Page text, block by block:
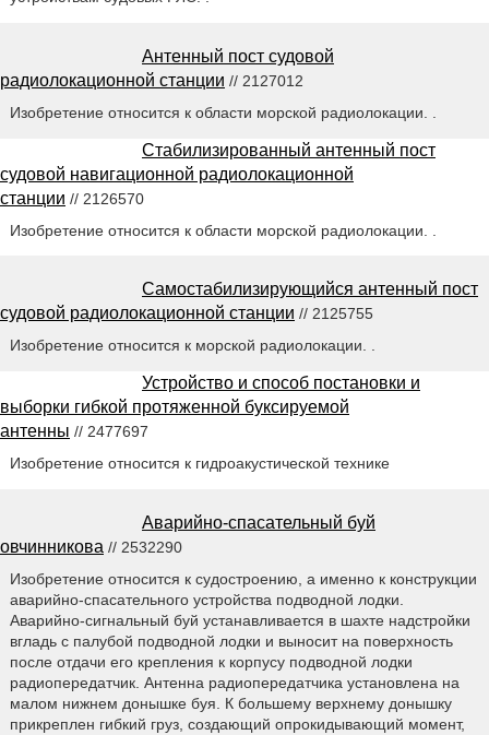
Антенный пост судовой
радиолокационной станции // 2127012
Изобретение относится к области морской радиолокации. .
Стабилизированный антенный пост
судовой навигационной радиолокационной
станции // 2126570
Изобретение относится к области морской радиолокации. .
Самостабилизирующийся антенный пост
судовой радиолокационной станции // 2125755
Изобретение относится к морской радиолокации. .
Устройство и способ постановки и
выборки гибкой протяженной буксируемой
антенны // 2477697
Изобретение относится к гидроакустической технике
Аварийно-спасательный буй
овчинникова // 2532290
Изобретение относится к судостроению, а именно к конструкции
аварийно-спасательного устройства подводной лодки.
Аварийно-сигнальный буй устанавливается в шахте надстройки
вгладь с палубой подводной лодки и выносит на поверхность
после отдачи его крепления к корпусу подводной лодки
радиопередатчик. Антенна радиопередатчика установлена на
малом нижнем донышке буя. К большему верхнему донышку
прикреплен гибкий груз, создающий опрокидывающий момент,